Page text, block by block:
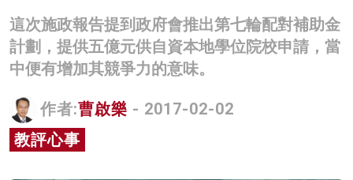
商業
科技
影片
名家榜
這次施政報告提到政府會推出第七輪配對補助金
計劃，提供五億元供自資本地學位院校申請，當
中便有增加其競爭力的意味。
作者:曹啟樂 - 2017-02-02
教評心事